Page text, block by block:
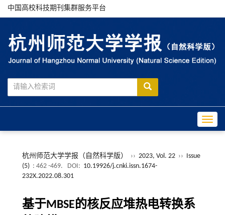
中国高校科技期刊集群服务平台
杭州师范大学学报（自然科学版） ›› 2023, Vol. 22 ›› Issue
(5) : 462 -469. DOI: 10.19926/j.cnki.issn.1674-
232X.2022.08.301
基于MBSE的核反应堆热电转换系